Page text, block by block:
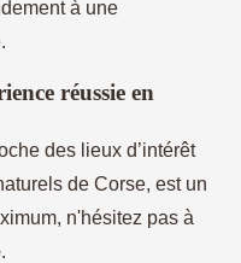
à une
réussie en
des lieux d’intérêt
de Corse, est un
n'hésitez pas à
.